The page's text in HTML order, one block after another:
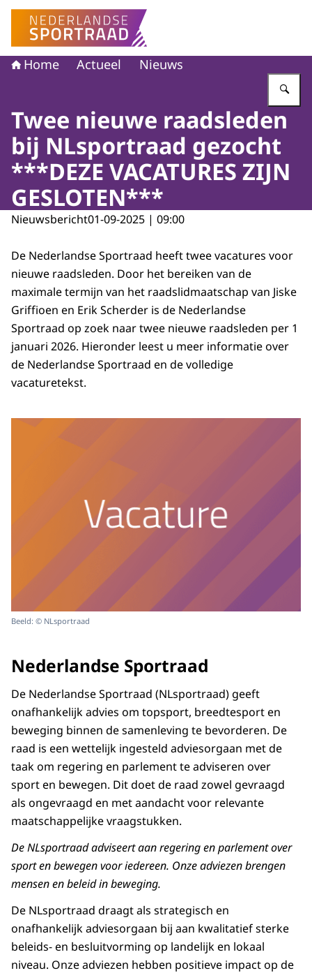
Naar de homepage van Nederlandse Sportraad
Home Actueel Nieuws
Twee nieuwe raadsleden
bij NLsportraad gezocht
***DEZE VACATURES ZIJN
GESLOTEN***
Nieuwsbericht01-09-2025 | 09:00
De Nederlandse Sportraad heeft twee vacatures voor
nieuwe raadsleden. Door het bereiken van de
maximale termijn van het raadslidmaatschap van Jiske
Griffioen en Erik Scherder is de Nederlandse
Sportraad op zoek naar twee nieuwe raadsleden per 1
januari 2026. Hieronder leest u meer informatie over
de Nederlandse Sportraad en de volledige
vacaturetekst.
Beeld: © NLsportraad
Nederlandse Sportraad
De Nederlandse Sportraad (NLsportraad) geeft
onafhankelijk advies om topsport, breedtesport en
beweging binnen de samenleving te bevorderen. De
raad is een wettelijk ingesteld adviesorgaan met de
taak om regering en parlement te adviseren over
sport en bewegen. Dit doet de raad zowel gevraagd
als ongevraagd en met aandacht voor relevante
maatschappelijke vraagstukken.
De NLsportraad adviseert aan regering en parlement over
sport en bewegen voor iedereen. Onze adviezen brengen
mensen en beleid in beweging.
De NLsportraad draagt als strategisch en
onafhankelijk adviesorgaan bij aan kwalitatief sterke
beleids- en besluitvorming op landelijk en lokaal
niveau. Onze adviezen hebben positieve impact op de